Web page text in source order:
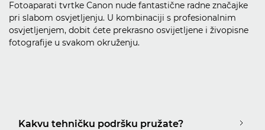
Fotoaparati tvrtke Canon nude fantastične radne značajke
pri slabom osvjetljenju. U kombinaciji s profesionalnim
osvjetljenjem, dobit ćete prekrasno osvijetljene i živopisne
fotografije u svakom okruženju.
Kakvu tehničku podršku pružate?